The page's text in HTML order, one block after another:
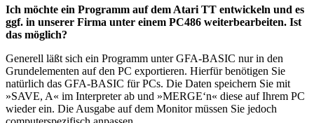
Ich möchte ein Programm auf dem Atari TT entwickeln und es
ggf. in unserer Firma unter einem PC486 weiterbearbeiten. Ist
das möglich?
Generell läßt sich ein Programm unter GFA-BASIC nur in den
Grundelementen auf den PC exportieren. Hierfür benötigen Sie
natürlich das GFA-BASIC für PCs. Die Daten speichern Sie mit
»SAVE, A« im Interpreter ab und »MERGE‘n« diese auf Ihrem PC
wieder ein. Die Ausgabe auf dem Monitor müssen Sie jedoch